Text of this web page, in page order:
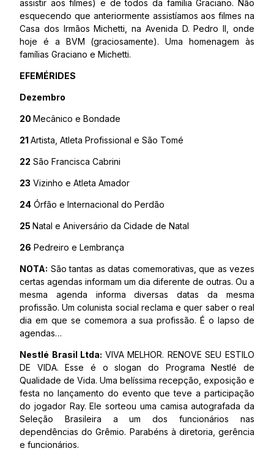
assistir aos filmes) e de todos da família Graciano. Não
esquecendo que anteriormente assistíamos aos filmes na
Casa dos Irmãos Michetti, na Avenida D. Pedro II, onde
hoje é a BVM (graciosamente). Uma homenagem às
famílias Graciano e Michetti.
EFEMÉRIDES
Dezembro
20 Mecânico e Bondade
21 Artista, Atleta Profissional e São Tomé
22 São Francisca Cabrini
23 Vizinho e Atleta Amador
24 Órfão e Internacional do Perdão
25 Natal e Aniversário da Cidade de Natal
26 Pedreiro e Lembrança
NOTA: São tantas as datas comemorativas, que as vezes
certas agendas informam um dia diferente de outras. Ou a
mesma agenda informa diversas datas da mesma
profissão. Um colunista social reclama e quer saber o real
dia em que se comemora a sua profissão. É o lapso de
agendas…
Nestlé Brasil Ltda: VIVA MELHOR. RENOVE SEU ESTILO
DE VIDA. Esse é o slogan do Programa Nestlé de
Qualidade de Vida. Uma belíssima recepção, exposição e
festa no lançamento do evento que teve a participação
do jogador Ray. Ele sorteou uma camisa autografada da
Seleção Brasileira a um dos funcionários nas
dependências do Grêmio. Parabéns à diretoria, gerência
e funcionários.